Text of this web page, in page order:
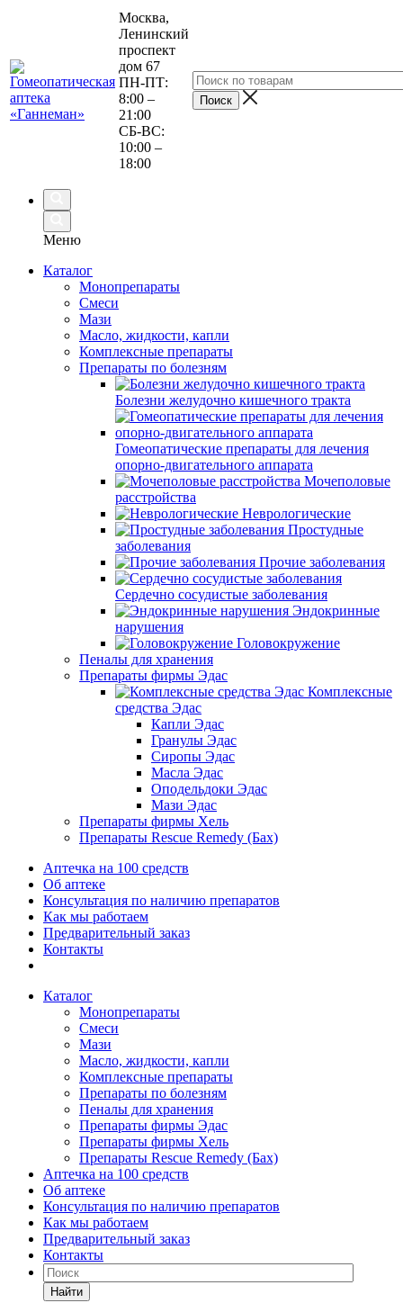
Москва,
Ленинский
проспект
дом 67
ПН-ПТ:
8:00 –
21:00
СБ-ВС:
10:00 –
18:00
Меню
Каталог
Монопрепараты
Смеси
Мази
Масло, жидкости, капли
Комплексные препараты
Препараты по болезням
Болезни желудочно кишечного тракта
Гомеопатические препараты для лечения
опорно-двигательного аппарата
Мочеполовые
расстройства
Неврологические
Простудные
заболевания
Прочие заболевания
Сердечно сосудистые заболевания
Эндокринные
нарушения
Головокружение
Пеналы для хранения
Препараты фирмы Эдас
Комплексные
средства Эдас
Капли Эдас
Гранулы Эдас
Сиропы Эдас
Масла Эдас
Оподельдоки Эдас
Мази Эдас
Препараты фирмы Хель
Препараты Rescue Remedy (Бах)
Аптечка на 100 средств
Об аптеке
Консультация по наличию препаратов
Как мы работаем
Предварительный заказ
Контакты
Каталог
Монопрепараты
Смеси
Мази
Масло, жидкости, капли
Комплексные препараты
Препараты по болезням
Пеналы для хранения
Препараты фирмы Эдас
Препараты фирмы Хель
Препараты Rescue Remedy (Бах)
Аптечка на 100 средств
Об аптеке
Консультация по наличию препаратов
Как мы работаем
Предварительный заказ
Контакты
Найти